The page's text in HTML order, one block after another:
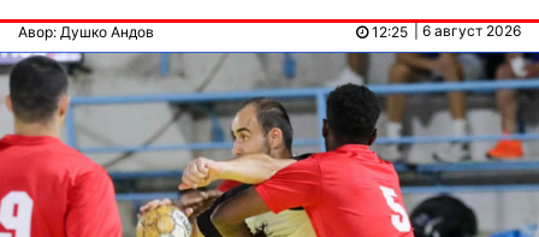
Авор: Душко Андов | 6 август 2026
12:25